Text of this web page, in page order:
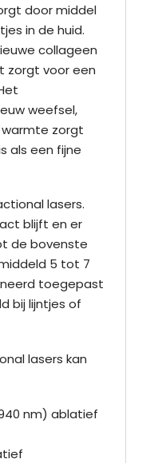
door middel
in de huid.
collageen
zorgt voor een
weefsel,
warmte zorgt
als een fijne
lasers.
blijft en er
de bovenste
5 tot 7
toegepast
bij lijntjes of
lasers kan
nm) ablatief